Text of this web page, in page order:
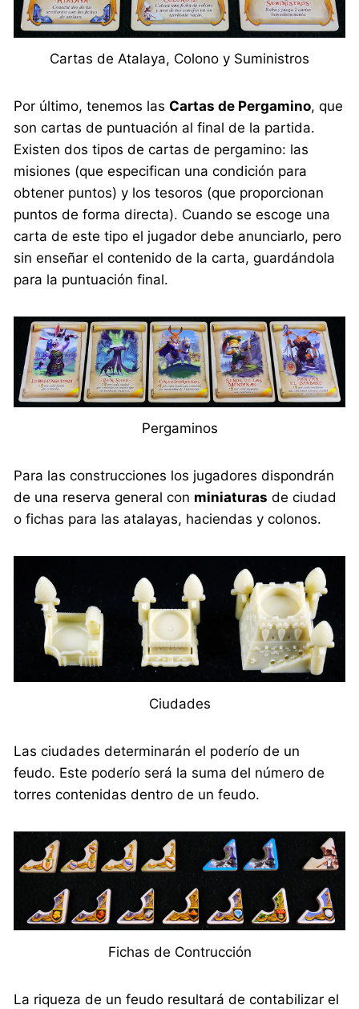
Cartas de Atalaya, Colono y Suministros
Por último, tenemos lasCartas de Pergamino, que
son cartas de puntuación al final de la partida.
Existen dos tipos de cartas de pergamino: las
misiones (que especifican una condición para
obtener puntos) y los tesoros (que proporcionan
puntos de forma directa). Cuando se escoge una
carta de este tipo el jugador debe anunciarlo, pero
sin enseñar el contenido de la carta, guardándola
para la puntuación final.
Pergaminos
Para las construcciones los jugadores dispondrán
de una reserva general con miniaturas de ciudad
o fichas para las atalayas, haciendas y colonos.
Ciudades
Las ciudades determinarán el poderío de un
feudo. Este poderío será la suma del número de
torres contenidas dentro de un feudo.
Fichas de Contrucción
La riqueza de un feudo resultará de contabilizar el